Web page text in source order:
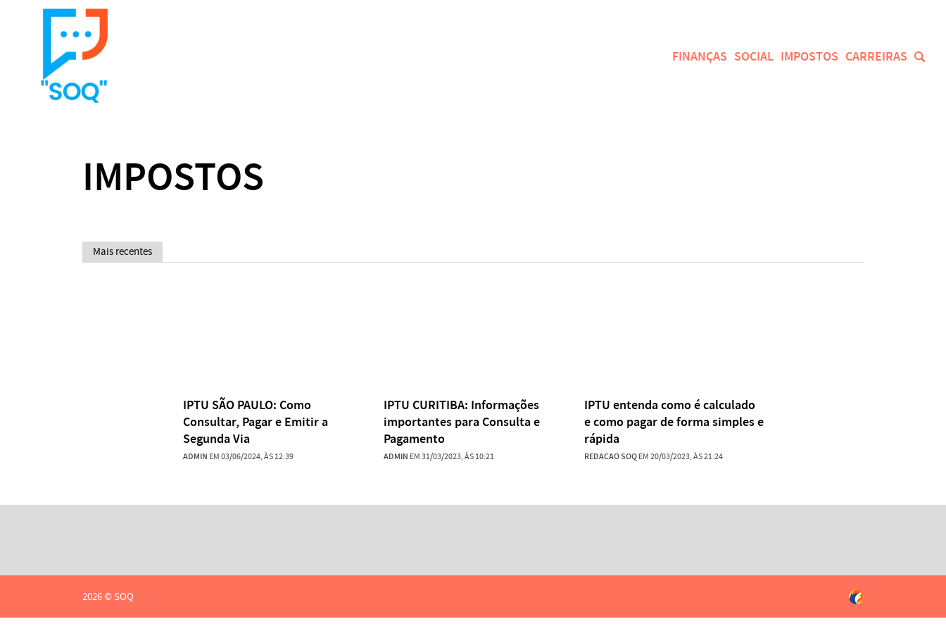
FINANÇAS SOCIAL IMPOSTOS CARREIRAS
IMPOSTOS
Mais recentes
IPTU SÃO PAULO: Como
Consultar, Pagar e Emitir a
Segunda Via
ADMIN EM 03/06/2024, ÀS 12:39
IPTU CURITIBA: Informações
importantes para Consulta e
Pagamento
ADMIN EM 31/03/2023, ÀS 10:21
IPTU entenda como é calculado
e como pagar de forma simples e
rápida
REDACAO SOQEM 20/03/2023, ÀS 21:24
2026 © SOQ